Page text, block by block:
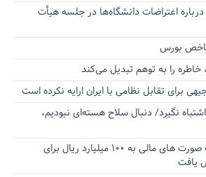
درباره اعتراضات دانشگاه‌ها در جلسه هیأت
خاطره را به توهم تبدیل می‌کند
برای تقابل نظامی با ایران ارایه نکرده است
نگیرد/ دنبال سلاح هسته‌ای نبودیم،
آستانه الزام به دریافت صورت های مالی به ۱۰۰ میلیارد ریال برای
یافت